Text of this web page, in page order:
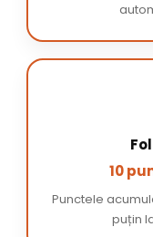
10
Punctele
puțin